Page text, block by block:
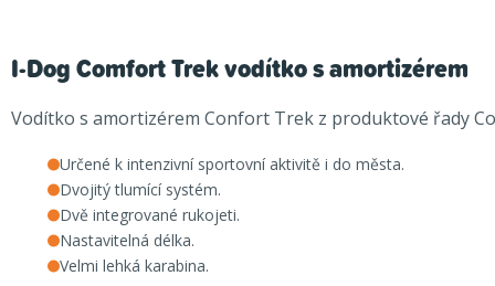
I-Dog Comfort Trek vodítko s amortizérem
Vodítko s amortizérem Confort Trek z produktové řady
Určené k intenzivní sportovní aktivitě i do města.
Dvojitý tlumící systém.
Dvě integrované rukojeti.
Nastavitelná délka.
Velmi lehká karabina.